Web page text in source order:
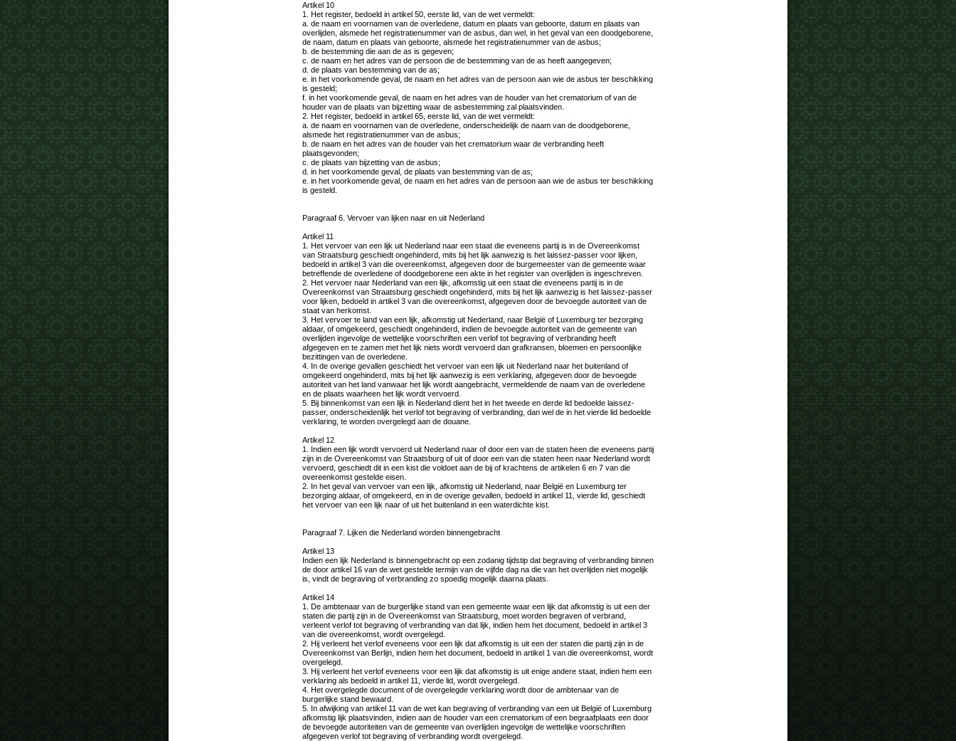
Artikel 10
1. Het register, bedoeld in artikel 50, eerste lid, van de wet vermeldt:
a. de naam en voornamen van de overledene, datum en plaats van geboorte, datum en plaats van
overlijden, alsmede het registratienummer van de asbus, dan wel, in het geval van een doodgeborene,
de naam, datum en plaats van geboorte, alsmede het registratienummer van de asbus;
b. de bestemming die aan de as is gegeven;
c. de naam en het adres van de persoon die de bestemming van de as heeft aangegeven;
d. de plaats van bestemming van de as;
e. in het voorkomende geval, de naam en het adres van de persoon aan wie de asbus ter beschikking
is gesteld;
f. in het voorkomende geval, de naam en het adres van de houder van het crematorium of van de
houder van de plaats van bijzetting waar de asbestemming zal plaatsvinden.
2. Het register, bedoeld in artikel 65, eerste lid, van de wet vermeldt:
a. de naam en voornamen van de overledene, onderscheidelijk de naam van de doodgeborene,
alsmede het registratienummer van de asbus;
b. de naam en het adres van de houder van het crematorium waar de verbranding heeft
plaatsgevonden;
c. de plaats van bijzetting van de asbus;
d. in het voorkomende geval, de plaats van bestemming van de as;
e. in het voorkomende geval, de naam en het adres van de persoon aan wie de asbus ter beschikking
is gesteld.
Paragraaf 6. Vervoer van lijken naar en uit Nederland
Artikel 11
1. Het vervoer van een lijk uit Nederland naar een staat die eveneens partij is in de Overeenkomst
van Straatsburg geschiedt ongehinderd, mits bij het lijk aanwezig is het laissez-passer voor lijken,
bedoeld in artikel 3 van die overeenkomst, afgegeven door de burgemeester van de gemeente waar
betreffende de overledene of doodgeborene een akte in het register van overlijden is ingeschreven.
2. Het vervoer naar Nederland van een lijk, afkomstig uit een staat die eveneens partij is in de
Overeenkomst van Straatsburg geschiedt ongehinderd, mits bij het lijk aanwezig is het laissez-passer
voor lijken, bedoeld in artikel 3 van die overeenkomst, afgegeven door de bevoegde autoriteit van de
staat van herkomst.
3. Het vervoer te land van een lijk, afkomstig uit Nederland, naar België of Luxemburg ter bezorging
aldaar, of omgekeerd, geschiedt ongehinderd, indien de bevoegde autoriteit van de gemeente van
overlijden ingevolge de wettelijke voorschriften een verlof tot begraving of verbranding heeft
afgegeven en te zamen met het lijk niets wordt vervoerd dan grafkransen, bloemen en persoonlijke
bezittingen van de overledene.
4. In de overige gevallen geschiedt het vervoer van een lijk uit Nederland naar het buitenland of
omgekeerd ongehinderd, mits bij het lijk aanwezig is een verklaring, afgegeven door de bevoegde
autoriteit van het land vanwaar het lijk wordt aangebracht, vermeldende de naam van de overledene
en de plaats waarheen het lijk wordt vervoerd.
5. Bij binnenkomst van een lijk in Nederland dient het in het tweede en derde lid bedoelde laissez-
passer, onderscheidenlijk het verlof tot begraving of verbranding, dan wel de in het vierde lid bedoelde
verklaring, te worden overgelegd aan de douane.
Artikel 12
1. Indien een lijk wordt vervoerd uit Nederland naar of door een van de staten heen die eveneens partij
zijn in de Overeenkomst van Straatsburg of uit of door een van die staten heen naar Nederland wordt
vervoerd, geschiedt dit in een kist die voldoet aan de bij of krachtens de artikelen 6 en 7 van die
overeenkomst gestelde eisen.
2. In het geval van vervoer van een lijk, afkomstig uit Nederland, naar België en Luxemburg ter
bezorging aldaar, of omgekeerd, en in de overige gevallen, bedoeld in artikel 11, vierde lid, geschiedt
het vervoer van een lijk naar of uit het buitenland in een waterdichte kist.
Paragraaf 7. Lijken die Nederland worden binnengebracht
Artikel 13
Indien een lijk Nederland is binnengebracht op een zodanig tijdstip dat begraving of verbranding binnen
de door artikel 16 van de wet gestelde termijn van de vijfde dag na die van het overlijden niet mogelijk
is, vindt de begraving of verbranding zo spoedig mogelijk daarna plaats.
Artikel 14
1. De ambtenaar van de burgerlijke stand van een gemeente waar een lijk dat afkomstig is uit een der
staten die partij zijn in de Overeenkomst van Straatsburg, moet worden begraven of verbrand,
verleent verlof tot begraving of verbranding van dat lijk, indien hem het document, bedoeld in artikel 3
van die overeenkomst, wordt overgelegd.
2. Hij verleent het verlof eveneens voor een lijk dat afkomstig is uit een der staten die partij zijn in de
Overeenkomst van Berlijn, indien hem het document, bedoeld in artikel 1 van die overeenkomst, wordt
overgelegd.
3. Hij verleent het verlof eveneens voor een lijk dat afkomstig is uit enige andere staat, indien hem een
verklaring als bedoeld in artikel 11, vierde lid, wordt overgelegd.
4. Het overgelegde document of de overgelegde verklaring wordt door de ambtenaar van de
burgerlijke stand bewaard.
5. In afwijking van artikel 11 van de wet kan begraving of verbranding van een uit België of Luxemburg
afkomstig lijk plaatsvinden, indien aan de houder van een crematorium of een begraafplaats een door
de bevoegde autoriteiten van de gemeente van overlijden ingevolge de wettelijke voorschriften
afgegeven verlof tot begraving of verbranding wordt overgelegd.